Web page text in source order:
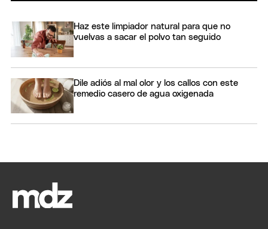
Haz este limpiador natural para que no
vuelvas a sacar el polvo tan seguido
Dile adiós al mal olor y los callos con este
remedio casero de agua oxigenada